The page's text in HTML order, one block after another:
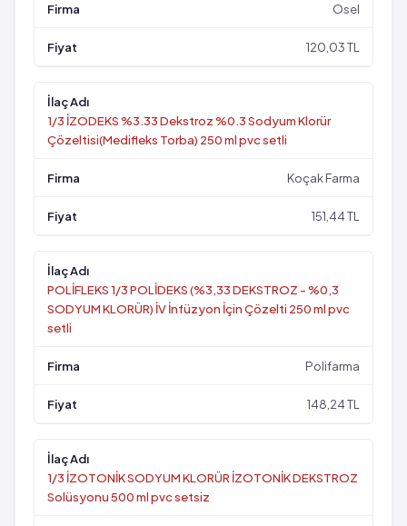
Osel
120,03 TL
1/3 İZODEKS %3.33 Dekstroz %0.3 Sodyum Klorür
Çözeltisi(Medifleks Torba) 250 ml pvc setli
Koçak Farma
151,44 TL
POLİFLEKS 1/3 POLİDEKS (%3,33 DEKSTROZ - %0,3
SODYUM KLORÜR) İV İnfüzyon İçin Çözelti 250 ml pvc
setli
Polifarma
148,24 TL
1/3 İZOTONİK SODYUM KLORÜR İZOTONİK DEKSTROZ
Solüsyonu 500 ml pvc setsiz